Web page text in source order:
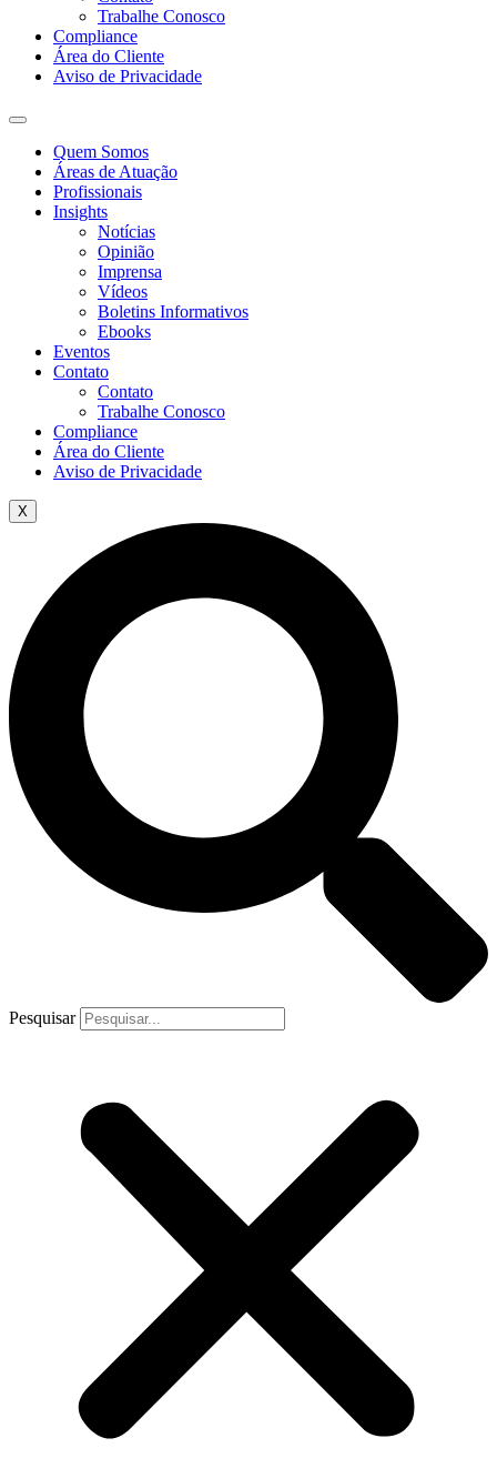
Trabalhe Conosco
Compliance
Área do Cliente
Aviso de Privacidade
Quem Somos
Áreas de Atuação
Profissionais
Insights
Notícias
Opinião
Imprensa
Vídeos
Boletins Informativos
Ebooks
Eventos
Contato
Contato
Trabalhe Conosco
Compliance
Área do Cliente
Aviso de Privacidade
X
Pesquisar